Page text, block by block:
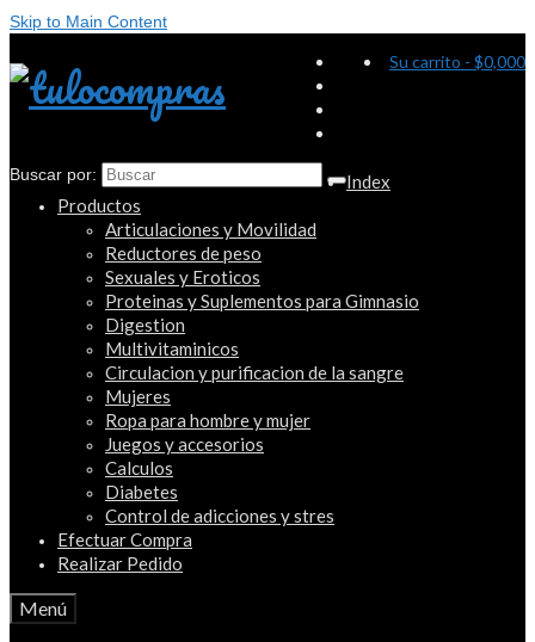
Skip to Main Content
Su carrito - $0,000
Buscar por:
Index
Productos
Articulaciones y Movilidad
Reductores de peso
Sexuales y Eroticos
Proteinas y Suplementos para Gimnasio
Digestion
Multivitaminicos
Circulacion y purificacion de la sangre
Mujeres
Ropa para hombre y mujer
Juegos y accesorios
Calculos
Diabetes
Control de adicciones y stres
Efectuar Compra
Realizar Pedido
Menú